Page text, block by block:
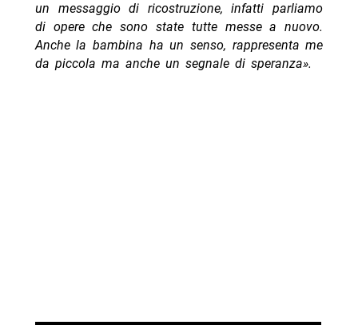
un messaggio di ricostruzione, infatti parliamo
di opere che sono state tutte messe a nuovo.
Anche la bambina ha un senso, rappresenta me
da piccola ma anche un segnale di speranza».